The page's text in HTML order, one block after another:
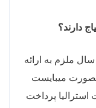
دارند؟
بله، همسر متقاضی و فرزندان بالای ۱۸ سال ملزم به ارائه
در غیر اینصورت میبایست
استرالیا پرداخت